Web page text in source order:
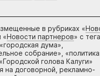
в рубриках «
«Новости партнеров» с
дума»,
собрание»,
голова Калуги»
на договорной, рекламно-